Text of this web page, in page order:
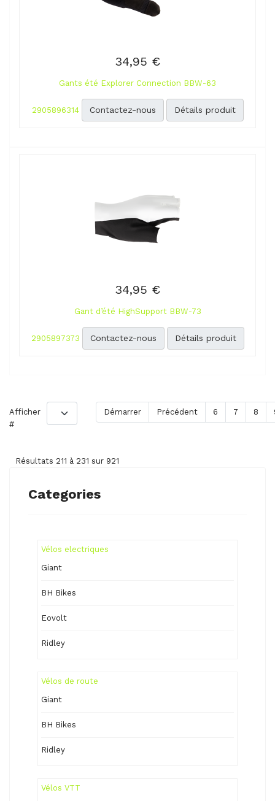
34,95 €
Gants été Explorer Connection BBW-63
2905896314 Contactez-nous Détails produit
34,95 €
Gant d’été HighSupport BBW-73
2905897373 Contactez-nous Détails produit
Afficher
#
Démarrer Précédent 6 7 8
Résultats 211 à 231 sur 921
Categories
Vélos electriques
Giant
BH Bikes
Eovolt
Ridley
Vélos de route
Giant
BH Bikes
Ridley
Vélos VTT